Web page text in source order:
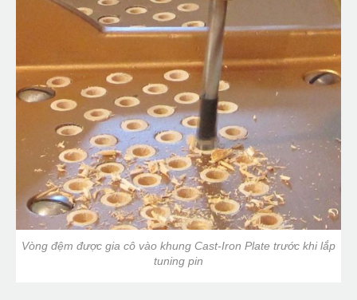
Vòng đệm được gia cô vào khung Cast-Iron Plate trước khi lắp
tuning pin